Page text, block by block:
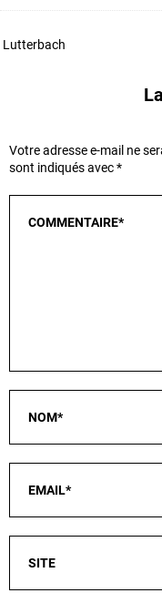
Lutterbach
Votre adresse e-mail ne
sont indiqués avec*